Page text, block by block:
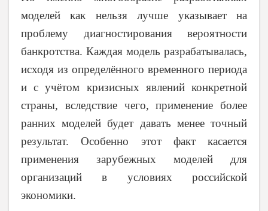
моделей как нельзя лучше указывает на
проблему диагностирования вероятности
банкротства. Каждая модель разрабатывалась,
исходя из определённого временного периода
и с учётом кризисных явлений конкретной
страны, вследствие чего, применение более
ранних моделей будет давать менее точный
результат. Особенно этот факт касается
применения зарубежных моделей для
организаций в условиях российской
экономики.